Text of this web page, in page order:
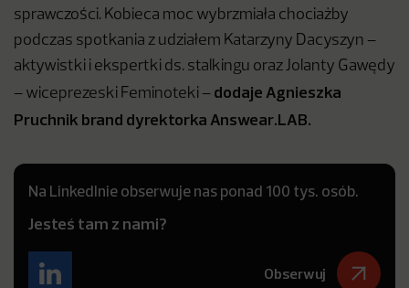
sprawczości. Kobieca moc wybrzmiała chociażby
podczas spotkania z udziałem Katarzyny Dacyszyn –
aktywistki i ekspertki ds. stalkingu oraz Jolanty Gawędy
– wiceprezeski Feminoteki – dodaje Agnieszka
Pruchnik brand dyrektorka Answear.LAB.
Na LinkedInie obserwuje nas ponad 100 tys. osób.
Jesteś tam z nami?
Obserwuj